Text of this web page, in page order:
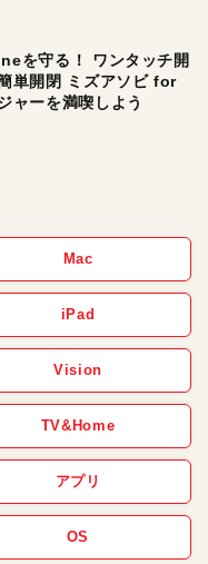
電したい人にオスス
を守る！ ワンタッチ開
単開閉 ミズアソビ for
ャーを満喫しよう
Mac
iPad
Vision
TV&Home
アプリ
OS